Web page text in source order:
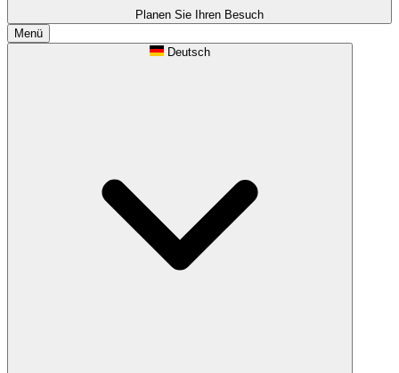
Planen Sie Ihren Besuch
Menü
Deutsch